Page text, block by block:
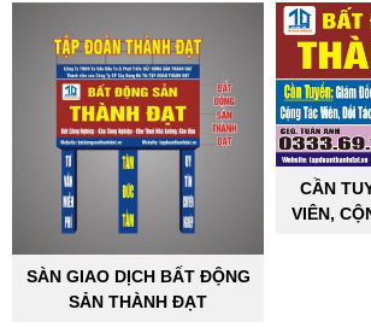
SÀN GIAO DỊCH BẤT ĐỘNG
SẢN THÀNH ĐẠT
CẦN
VIÊN,